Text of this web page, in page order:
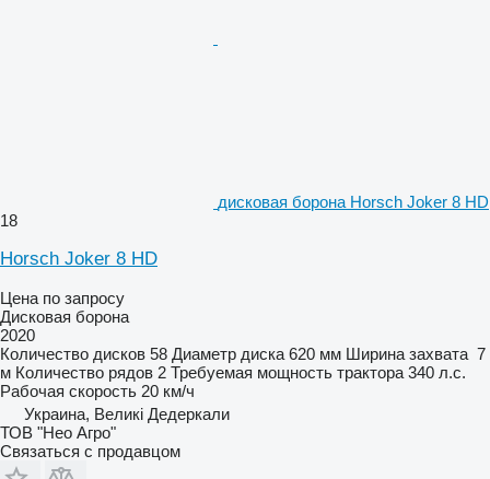
дисковая борона Horsch Joker 8 HD
18
Horsch Joker 8 HD
Цена по запросу
Дисковая борона
2020
Количество дисков 58 Диаметр диска 620 мм Ширина захвата 7
м Количество рядов 2 Требуемая мощность трактора 340 л.с.
Рабочая скорость 20 км/ч
Украина, Великі Дедеркали
ТОВ "Нео Агро"
Связаться с продавцом